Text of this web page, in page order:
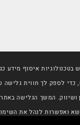
כדי לספק לך חווית גלישה
ושיווק. המשך הגלישה
ואפשרות לנהל את